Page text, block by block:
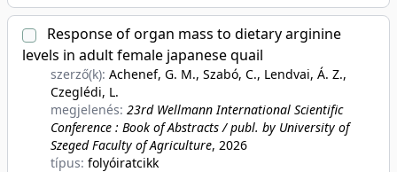
Response of organ mass to dietary arginine
levels in adult female japanese quail
szerző(k): Achenef, G. M., Szabó, C., Lendvai, Á. Z.,
Czeglédi, L.
megjelenés: 23rd Wellmann International Scientific
Conference : Book of Abstracts / publ. by University of
Szeged Faculty of Agriculture, 2026
típus: folyóiratcikk